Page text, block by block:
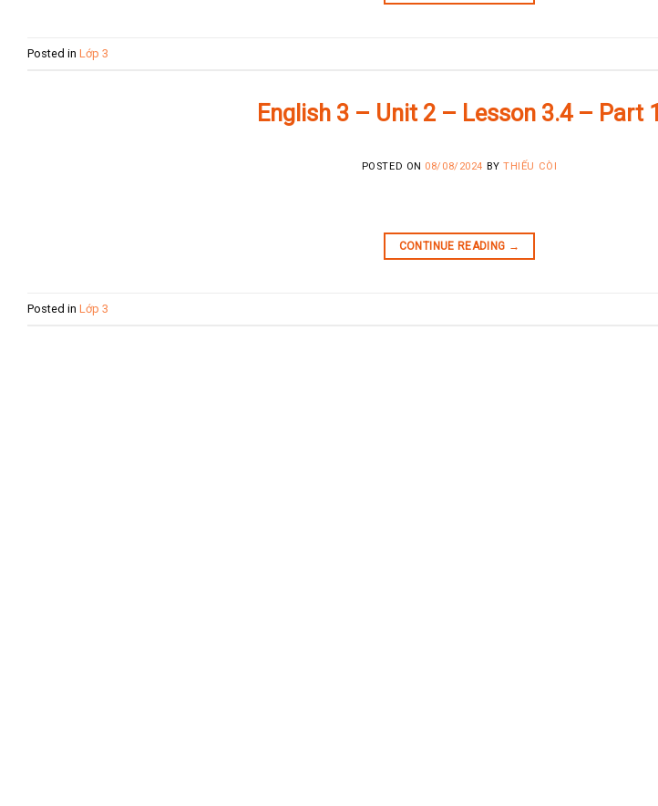
Posted in Lớp 3
English 3 – Unit 2 – Lesson 3.4 – Part 1
POSTED ON 08/08/2024 BYTHIẾU CÒI
CONTINUE READING →
Posted in Lớp 3